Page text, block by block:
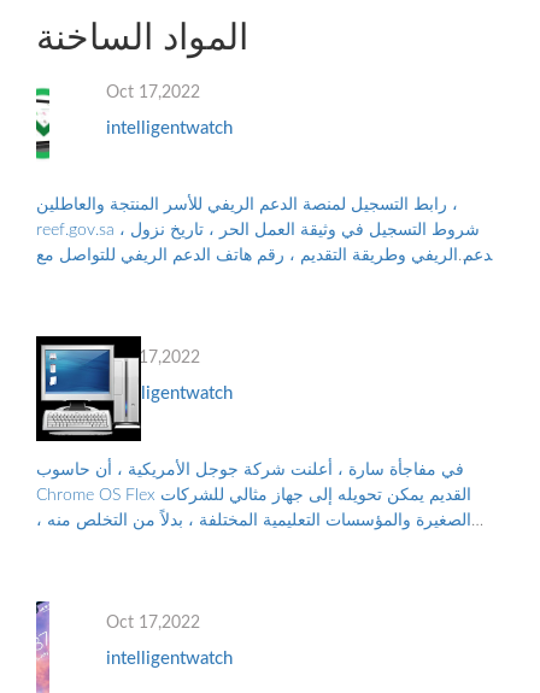
المواد الساخنة
Oct 17,2022
intelligentwatch
رابط التسجيل لمنصة الدعم الريفي للأسر المنتجة والعاطلين ،
reef.gov.sa ، شروط التسجيل في وثيقة العمل الحر ، تاريخ نزول
الدعم الريفي وطريقة التقديم ، رقم هاتف الدعم الريفي للتواصل مع
Oct 17,2022
intelligentwatch
في مفاجأة سارة ، أعلنت شركة جوجل الأمريكية ، أن حاسوب
Chrome OS Flex القديم يمكن تحويله إلى جهاز مثالي للشركات
الصغيرة والمؤسسات التعليمية المختلفة ، بدلاً من التخلص منه ،
Oct 17,2022
intelligentwatch